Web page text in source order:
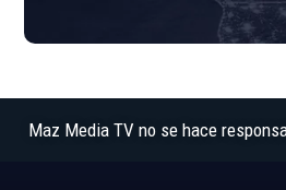
Maz Media TV no se hace